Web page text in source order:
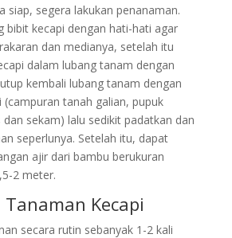
siap, segera lakukan penanaman.
bibit kecapi dengan hati-hati agar
dan medianya, setelah itu
dalam lubang tanam dengan
kembali lubang tanam dengan
tanah galian, pupuk
sekam) lalu sedikit padatkan dan
seperlunya. Setelah itu, dapat
ajir dari bambu berukuran
2 meter.
Kecapi
secara rutin sebanyak 1-2 kali